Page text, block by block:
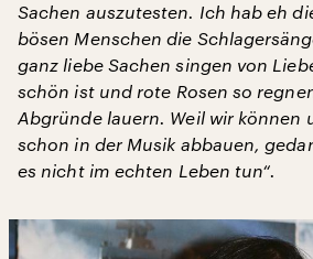
Sachen auszutesten. Ich hab eh
bösen Menschen die
ganz liebe Sachen singen von
schön ist und rote Rosen so
Abgründe lauern. Weil wir können
schon in der Musik abbauen,
es nicht im echten Leben tun“.